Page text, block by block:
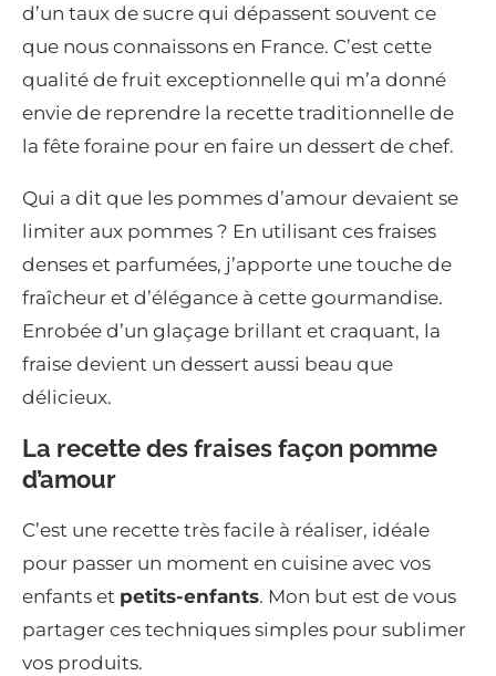
d’un taux de sucre qui dépassent souvent ce
que nous connaissons en France. C’est cette
qualité de fruit exceptionnelle qui m’a donné
envie de reprendre la recette traditionnelle de
la fête foraine pour en faire un dessert de chef.
Qui a dit que les pommes d’amour devaient se
limiter aux pommes ? En utilisant ces fraises
denses et parfumées, j’apporte une touche de
fraîcheur et d’élégance à cette gourmandise.
Enrobée d’un glaçage brillant et craquant, la
fraise devient un dessert aussi beau que
délicieux.
La recette des fraises façon pomme
d’amour
C’est une recette très facile à réaliser, idéale
pour passer un moment en cuisine avec vos
enfants et petits-enfants. Mon but est de vous
partager ces techniques simples pour sublimer
vos produits.